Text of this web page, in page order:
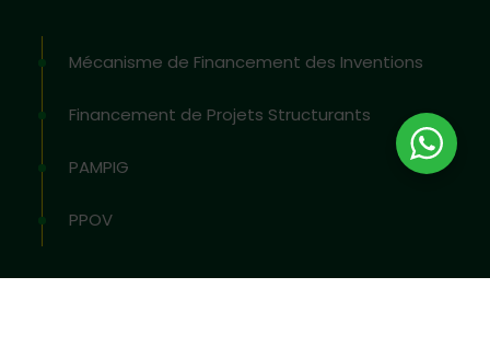
Mécanisme de Financement des Inventions
Financement de Projets Structurants
PAMPIG
PPOV